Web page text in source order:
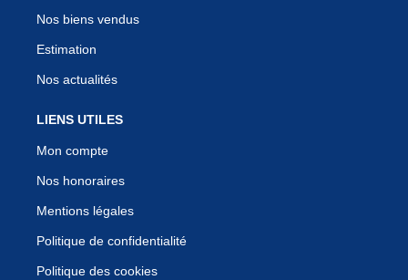
Nos biens vendus
Estimation
Nos actualités
LIENS UTILES
Mon compte
Nos honoraires
Mentions légales
Politique de confidentialité
Politique des cookies